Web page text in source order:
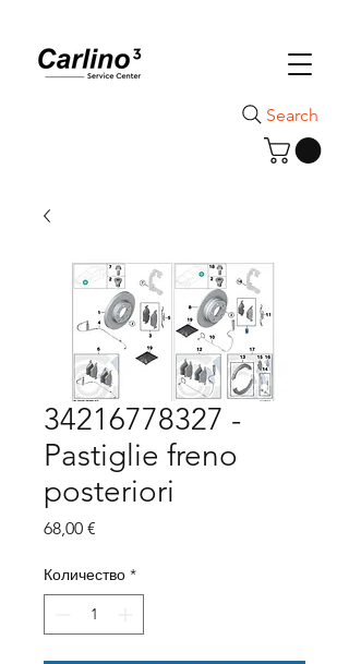
Search
34216778327 -
Pastiglie freno
posteriori
68,00 €
Количество *